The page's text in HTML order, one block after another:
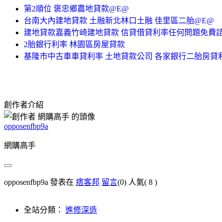
第2順位 褒忠鄉農地貸款@E@
台南大內建地貸款 土融新北林口土融 佳里區二胎@E@
建地貸款嘉義竹崎建地貸款 信貸借貸利率任何問題免費
2胎銀行利率 林園區房屋貸款
基隆市中古車車貸利率 土地貸款公司 各家銀行二胎房貸
創作者介紹
opposenfbp9a
網購高手
opposenfbp9a 發表在 痞客邦 留言(0) 人氣( 8 )
全站分類： 進修深造